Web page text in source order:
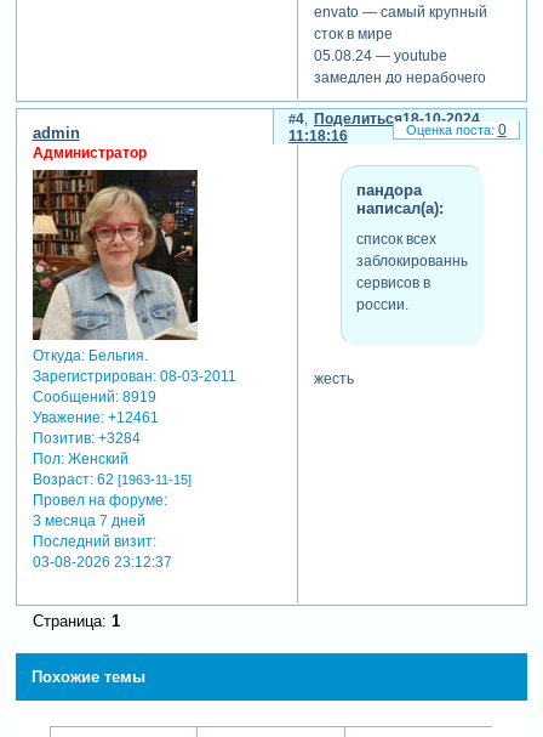
envato — самый крупный
сток в мире
05.08.24 — youtube
замедлен до нерабочего
состояния
08.08.24 — блогеров с 10
тысячами подписчиков
обязали передавать
данные о себе в ркн
08.10.24 — заблокирован
Поделиться
4
18-10-2024
11:18:16
admin
Администратор
Откуда:Бельгия.
Зарегистрирован: 08-03-2011
Сообщений:8919
Уважение: +12461
Позитив: +3284
Пол:Женский
Возраст:62 [1963-11-15]
Провел на форуме:
3 месяца 7 дней
Последний визит:
03-08-2026 23:12:37
пандора
написал(а):
список всех
заблокированных
сервисов в
россии.
жесть
0
Страница: 1
Похожие темы